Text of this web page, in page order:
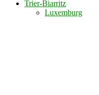
Trier-Biarritz
Luxemburg